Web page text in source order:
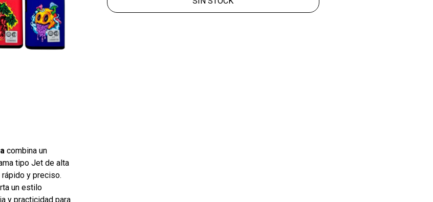
combina un
tipo Jet de alta
y preciso.
un estilo
y practicidad para